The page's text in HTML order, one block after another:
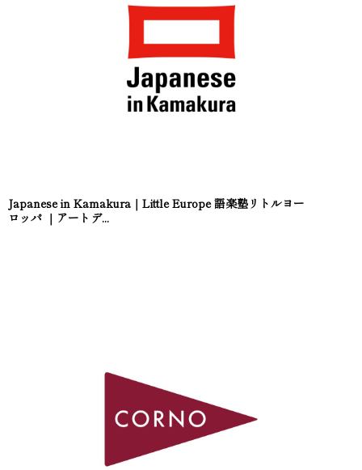
Japanese in Kamakura｜Little Europe 語楽塾リトルヨー
ロッパ ｜アートデ...